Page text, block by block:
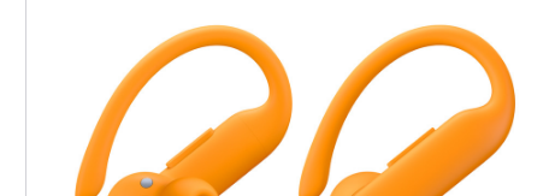
Zurück
Bild
-
Powerbeats